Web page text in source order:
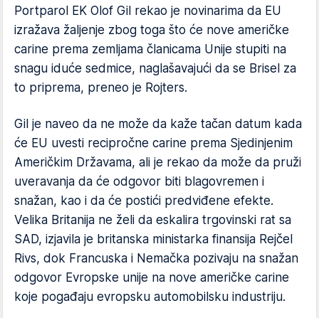
Portparol EK Olof Gil rekao je novinarima da EU
izražava žaljenje zbog toga što će nove američke
carine prema zemljama članicama Unije stupiti na
snagu iduće sedmice, naglašavajući da se Brisel za
to priprema, preneo je Rojters.
Gil je naveo da ne može da kaže tačan datum kada
će EU uvesti recipročne carine prema Sjedinjenim
Američkim Državama, ali je rekao da može da pruži
uveravanja da će odgovor biti blagovremen i
snažan, kao i da će postići predviđene efekte.
Velika Britanija ne želi da eskalira trgovinski rat sa
SAD, izjavila je britanska ministarka finansija Rejčel
Rivs, dok Francuska i Nemačka pozivaju na snažan
odgovor Evropske unije na nove američke carine
koje pogađaju evropsku automobilsku industriju.